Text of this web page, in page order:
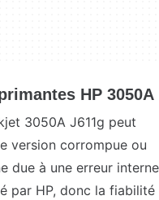
HP 3050A
3050A J611g peut
version corrompue ou
due à une erreur interne
par HP, donc la fiabilité